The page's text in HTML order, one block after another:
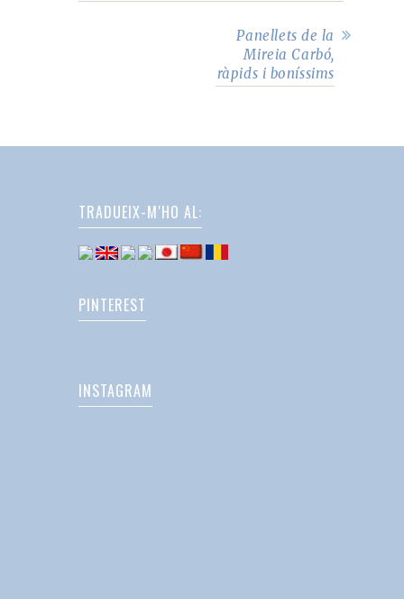
Panellets de la
Mireia Carbó,
ràpids i boníssims
TRADUEIX-M'HO AL:
PINTEREST
INSTAGRAM